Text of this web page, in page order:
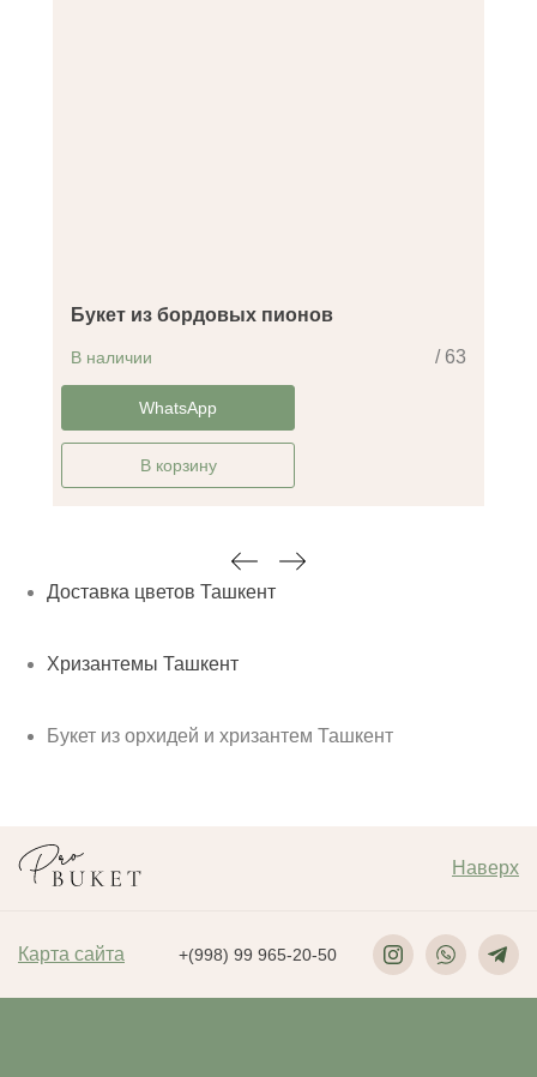
Букет из бордовых пионов
/ 63
В наличии
-30%WhatsApp
В корзину
Доставка цветов Ташкент
Хризантемы Ташкент
Букет из орхидей и хризантем Ташкент
Наверх
Карта сайта +(998) 99 965-20-50